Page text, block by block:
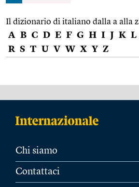
Il dizionario di italiano dalla a alla z
A B C D E F G H I J K L
R S T U V W X Y Z
Chi siamo
Contattaci